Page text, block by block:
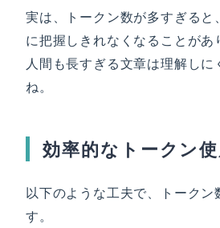
実は、トークン数が多すぎると
に把握しきれなくなることがあ
人間も長すぎる文章は理解しに
ね。
効率的なトークン
以下のような工夫で、トークン
す。